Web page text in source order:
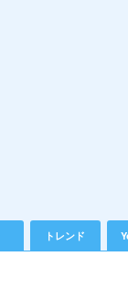
トレンド